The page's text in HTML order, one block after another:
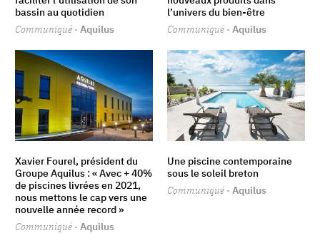
bassin au quotidien
Communiqué · Aquilus
l’univers du bien-être
Communiqué · Aquilus
Xavier Fourel, président du
Groupe Aquilus : « Avec + 40%
de piscines livrées en 2021,
nous mettons le cap vers une
nouvelle année record »
Communiqué · Aquilus
Une piscine contemporaine
sous le soleil breton
Communiqué · Aquilus